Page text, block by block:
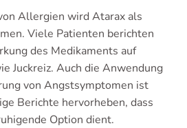
Allergien wird Atarax als
Viele Patienten berichten
des Medikaments auf
Juckreiz. Auch die Anwendung
von Angstsymptomen ist
Berichte hervorheben, dass
Option dient.